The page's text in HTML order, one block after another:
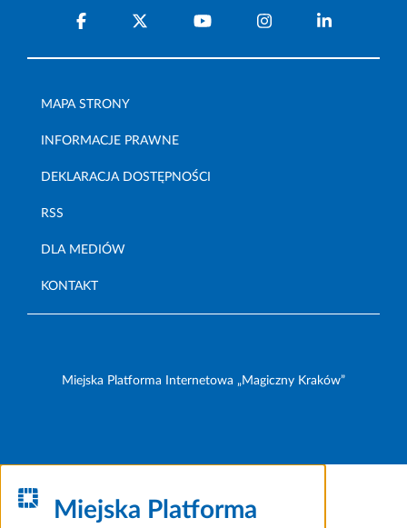
MAPA STRONY
INFORMACJE PRAWNE
DEKLARACJA DOSTĘPNOŚCI
RSS
DLA MEDIÓW
KONTAKT
Miejska Platforma Internetowa „Magiczny Kraków”
Miejska Platforma